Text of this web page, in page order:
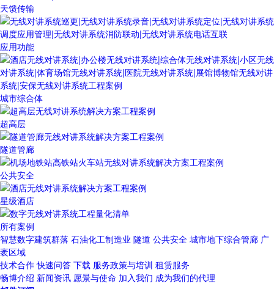
天馈传输
应用功能
城市综合体
超高层
隧道管廊
公共安全
星级酒店
所有案例
智慧数字建筑群落 石油化工制造业 隧道 公共安全 城市地下综合管廊 广
袤区域
技术合作 快速问答 下载 服务政策与培训 租赁服务
畅博介绍 新闻资讯 愿景与使命 加入我们 成为我们的代理